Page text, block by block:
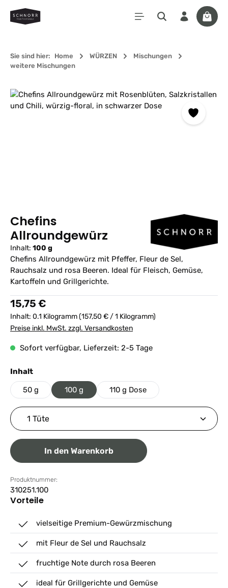
Zum Hauptinhalt springen
Sie sind hier: Home WÜRZEN
Mischungen
weitere Mischungen
Bildergalerie überspringen
Chefins
Allroundgewürz
Inhalt: 100 g
Chefins Allroundgewürz mit Pfeffer, Fleur de Sel,
Rauchsalz und rosa Beeren. Ideal für Fleisch, Gemüse,
Kartoffeln und Grillgerichte.
Regulärer Preis:
15,75 €
Inhalt: 0.1 Kilogramm(157,50 € / 1 Kilogramm)
Preise inkl. MwSt. zzgl. Versandkosten
Sofort verfügbar, Lieferzeit: 2-5 Tage
Inhaltauswählen
50 g 100 g 110 g Dose
Produkt Anzahl: Gib den gewünschten Wert ein
In den Warenkorb
Produktnummer:
310251.100
Vorteile
vielseitige Premium-Gewürzmischung
mit Fleur de Sel und Rauchsalz
fruchtige Note durch rosa Beeren
ideal für Grillgerichte und Gemüse